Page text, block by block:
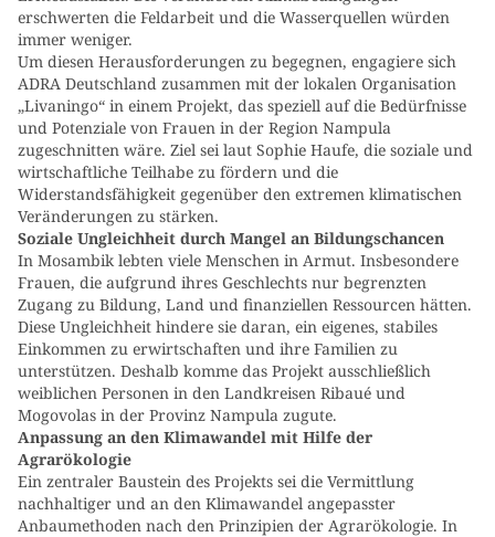
erschwerten die Feldarbeit und die Wasserquellen würden
immer weniger.
Um diesen Herausforderungen zu begegnen, engagiere sich
ADRA Deutschland zusammen mit der lokalen Organisation
„Livaningo“ in einem Projekt, das speziell auf die Bedürfnisse
und Potenziale von Frauen in der Region Nampula
zugeschnitten wäre. Ziel sei laut Sophie Haufe, die soziale und
wirtschaftliche Teilhabe zu fördern und die
Widerstandsfähigkeit gegenüber den extremen klimatischen
Veränderungen zu stärken.
Soziale Ungleichheit durch Mangel an Bildungschancen
In Mosambik lebten viele Menschen in Armut. Insbesondere
Frauen, die aufgrund ihres Geschlechts nur begrenzten
Zugang zu Bildung, Land und finanziellen Ressourcen hätten.
Diese Ungleichheit hindere sie daran, ein eigenes, stabiles
Einkommen zu erwirtschaften und ihre Familien zu
unterstützen. Deshalb komme das Projekt ausschließlich
weiblichen Personen in den Landkreisen Ribaué und
Mogovolas in der Provinz Nampula zugute.
Anpassung an den Klimawandel mit Hilfe der
Agrarökologie
Ein zentraler Baustein des Projekts sei die Vermittlung
nachhaltiger und an den Klimawandel angepasster
Anbaumethoden nach den Prinzipien der Agrarökologie. In